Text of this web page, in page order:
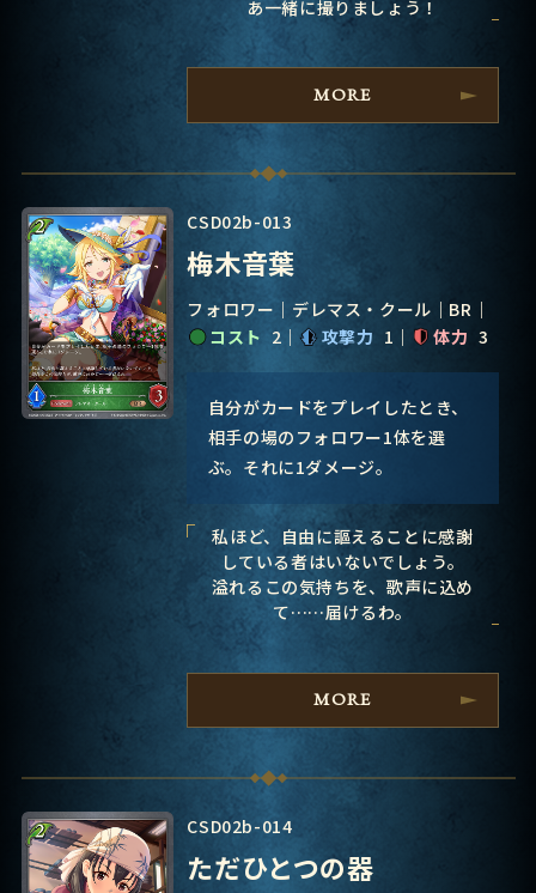
あ一緒に撮りましょう！
MORE
CSD02b-013
梅木音葉
フォロワー デレマス・クール
BR
コスト 2 攻撃力 1 体力 3
自分がカードをプレイしたとき、
相手の場のフォロワー1体を選
ぶ。それに1ダメージ。
私ほど、自由に謳えることに感謝
している者はいないでしょう。
溢れるこの気持ちを、歌声に込め
て……届けるわ。
MORE
CSD02b-014
ただひとつの器